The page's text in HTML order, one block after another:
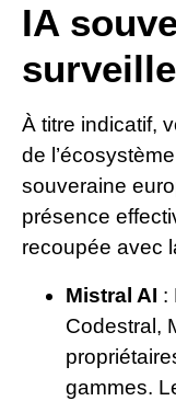
IA
À titre indicatif,
de
souveraine
présence
recoupée avec
Mistral AI :
Codestral,
gammes.